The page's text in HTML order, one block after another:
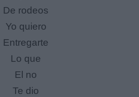
De rodeos
Yo quiero
Entregarte
Lo que
El no
Te dio